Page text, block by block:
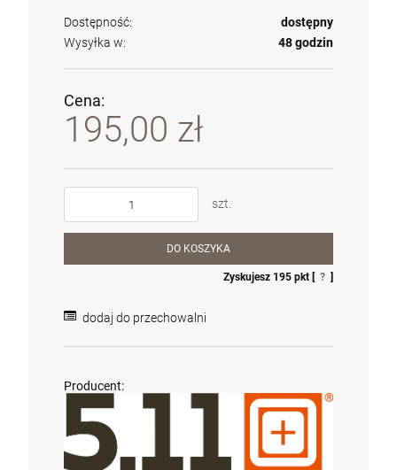
Dostępność:
dostępny
Wysyłka w:
48 godzin
Cena:
195,00 zł
szt.
DO KOSZYKA
Zyskujesz 195 pkt [ ? ]
dodaj do przechowalni
Producent: